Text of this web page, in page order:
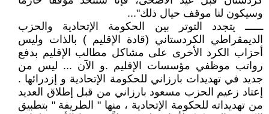
وسيكون لنا موقف حيال ذلك"...
ــــــ يتجدد التوتر بين الحكومة الإتحادية والحزب
الديمقراطي الكردستاني (قادة الإقليم ) بالذات وليس
أحزاب الكرد الأخرى على مشاكل مطالب الإقليم بدفع
رواتب موظفي مؤسسات الإقليم .و الآن ... ليس من
جديد في تهديدات بارزاني للحكومة الإتحادية و إزدرائها .
إعتاد زعيم الحزب مسعود بارزاني من قبل إطلاق العديد
من تهديداته للحكومة الإتحادية ، منها " الطريفة " بتطبيق